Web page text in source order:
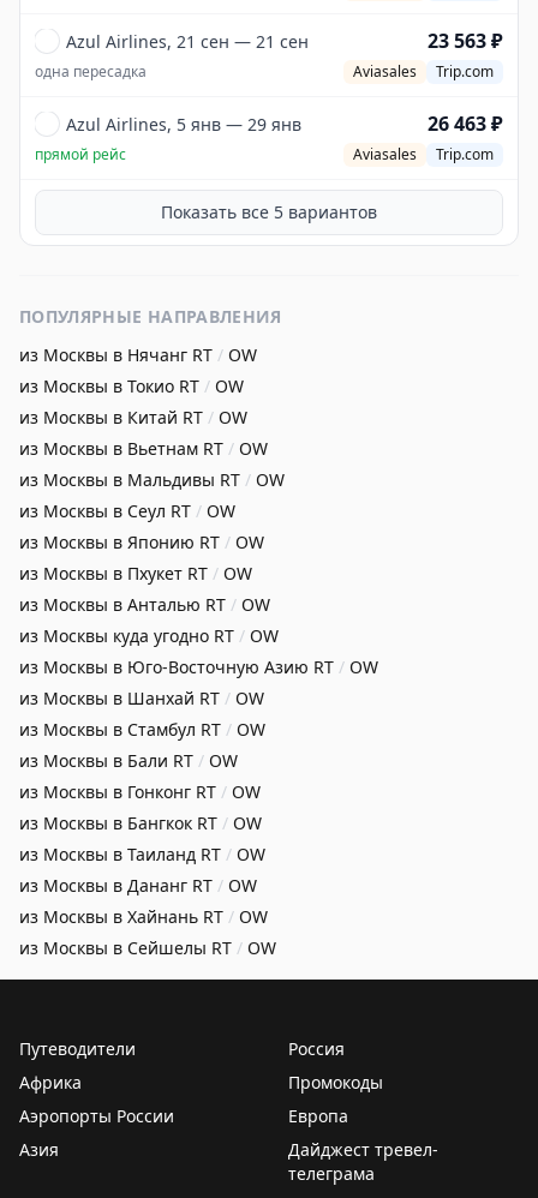
Azul Airlines, 21 сен — 21 сен 23 563 ₽
одна пересадка Aviasales Trip.com
Azul Airlines, 5 янв — 29 янв 26 463 ₽
прямой рейс Aviasales Trip.com
Показать все 5 вариантов
ПОПУЛЯРНЫЕ НАПРАВЛЕНИЯ
из Москвы в Нячанг RT / OW
из Москвы в Токио RT / OW
из Москвы в Китай RT / OW
из Москвы в Вьетнам RT / OW
из Москвы в Мальдивы RT / OW
из Москвы в Сеул RT / OW
из Москвы в Японию RT / OW
из Москвы в Пхукет RT / OW
из Москвы в Анталью RT / OW
из Москвы куда угодно RT / OW
из Москвы в Юго-Восточную Азию RT / OW
из Москвы в Шанхай RT / OW
из Москвы в Стамбул RT / OW
из Москвы в Бали RT / OW
из Москвы в Гонконг RT / OW
из Москвы в Бангкок RT / OW
из Москвы в Таиланд RT / OW
из Москвы в Дананг RT / OW
из Москвы в Хайнань RT / OW
из Москвы в Сейшелы RT / OW
Путеводители
Россия
Африка
Промокоды
Аэропорты России
Европа
Азия
Дайджест тревел-
телеграма